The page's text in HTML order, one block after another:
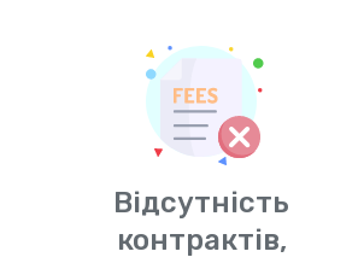
Відсутність
контрактів,